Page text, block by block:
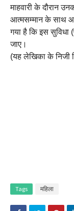
माहवारी के दौरान
आत्मसम्मान के साथ
गया है कि इस सुविधा
जाए।
(यह लेखिका के निजी
Tags महिला